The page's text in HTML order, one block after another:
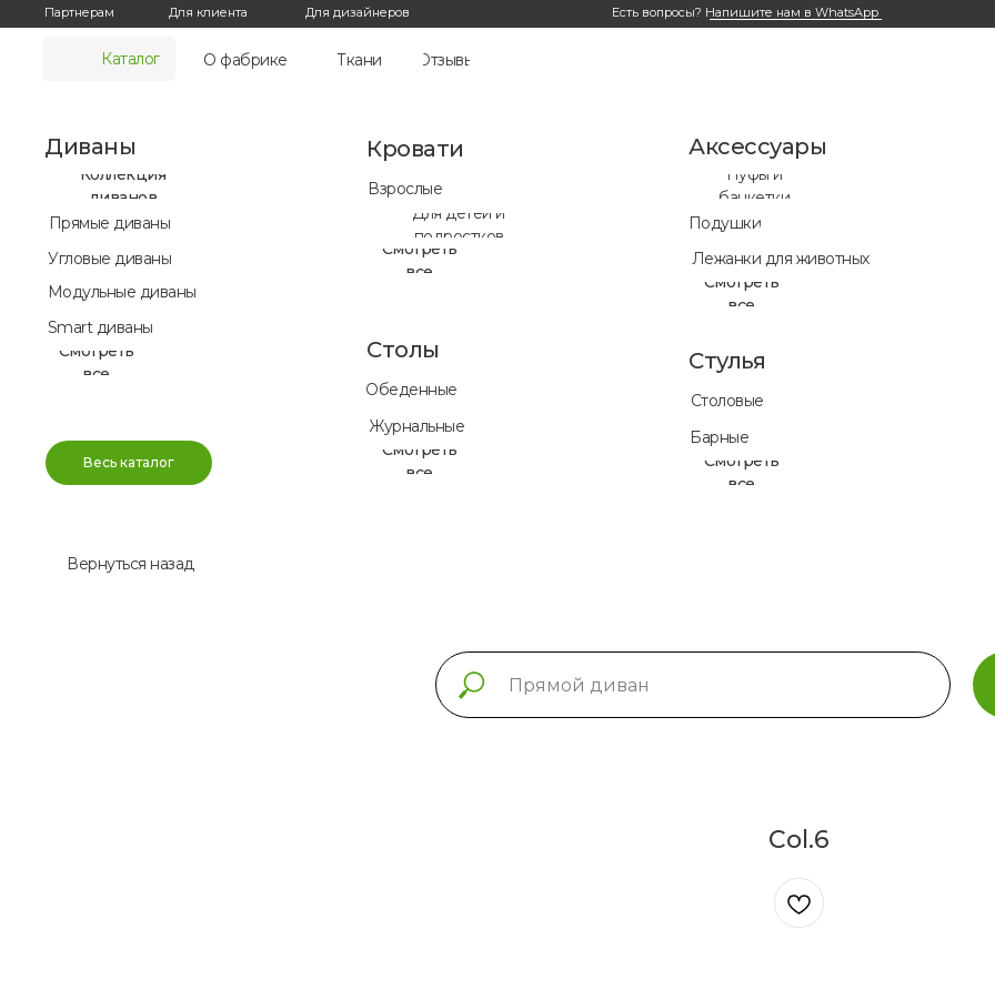
Каталог О фабрике Ткани Отзывы
Есть вопросы? Напишите нам в WhatsApp
Партнерам Для клиента Для дизайнеров
Диваны Кровати
Стулья
Аксессуары
Весь каталог
Прямые диваны
Угловые диваны
Модульные диваны
Smart диваны
Смотреть
все
Взрослые
Для детей и
подростков
Смотреть
все
Столовые
Барные
Смотреть
все
Столы
Обеденные
Журнальные
Смотреть
все
Пуфы и
банкетки
Подушки
Лежанки для животных
Смотреть
все
Коллекция
диванов
Вернуться назад
Col.6